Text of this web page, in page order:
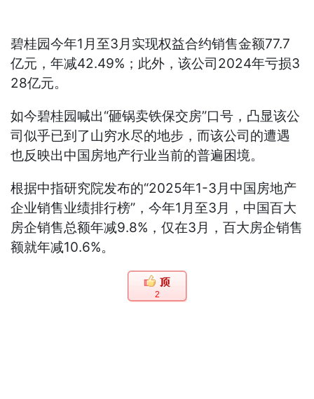
碧桂园今年1月至3月实现权益合约销售金额77.7
亿元，年减42.49%；此外，该公司2024年亏损3
28亿元。
如今碧桂园喊出“砸锅卖铁保交房”口号，凸显该公
司似乎已到了山穷水尽的地步，而该公司的遭遇
也反映出中国房地产行业当前的普遍困境。
根据中指研究院发布的“2025年1-3月中国房地产
企业销售业绩排行榜”，今年1月至3月，中国百大
房企销售总额年减9.8%，仅在3月，百大房企销售
额就年减10.6%。
2